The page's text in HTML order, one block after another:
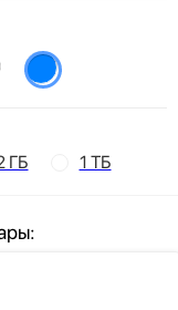
ГБ 1 ТБ